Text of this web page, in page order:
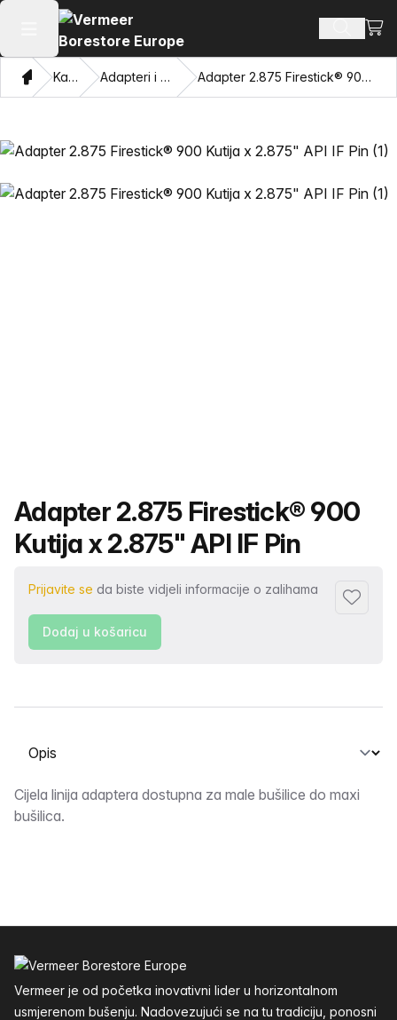
Otvaranje glavnog izbornika Pretraži
Dom Katalog Adapteri i privlačne oči Adapter 2.875 Firestick® 900 Kutija x 2.875" API IF Pin
Naziv proizvoda
Adapter 2.875 Firestick® 900
Kutija x 2.875" API IF Pin
Prijavite se da biste vidjeli informacije o zalihama
Dodaj
Dodaj u košaricu
Odabir kartice
Opis
Cijela linija adaptera dostupna za male bušilice do maxi
bušilica.
Vermeer je od početka inovativni lider u horizontalnom
usmjerenom bušenju. Nadovezujući se na tu tradiciju, ponosni